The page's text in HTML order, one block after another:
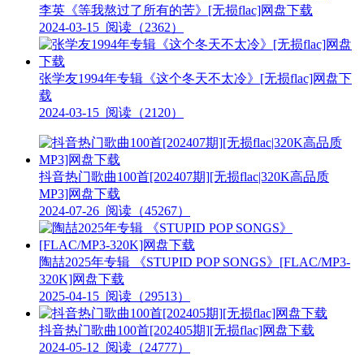
李英《等我熬过了所有的苦》[无损flac]网盘下载
2024-03-15 阅读（2362）
张学友1994年专辑《这个冬天不太冷》[无损flac]网盘下
载
2024-03-15 阅读（2120）
抖音热门歌曲100首[202407期][无损flac|320K高品质
MP3]网盘下载
2024-07-26 阅读（45267）
陶喆2025年专辑 《STUPID POP SONGS》[FLAC/MP3-
320K]网盘下载
2025-04-15 阅读（29513）
抖音热门歌曲100首[202405期][无损flac]网盘下载
2024-05-12 阅读（24777）